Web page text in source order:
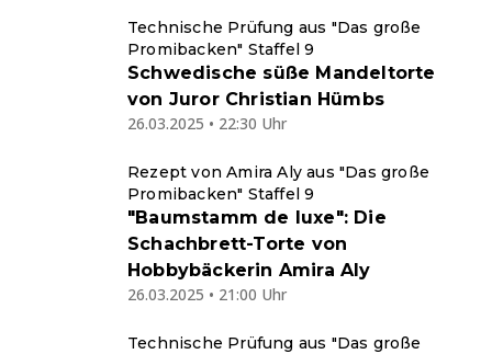
Technische Prüfung aus "Das große
Promibacken" Staffel 9
Schwedische süße Mandeltorte
von Juror Christian Hümbs
26.03.2025 • 22:30 Uhr
Rezept von Amira Aly aus "Das große
Promibacken" Staffel 9
"Baumstamm de luxe": Die
Schachbrett-Torte von
Hobbybäckerin Amira Aly
26.03.2025 • 21:00 Uhr
Technische Prüfung aus "Das große